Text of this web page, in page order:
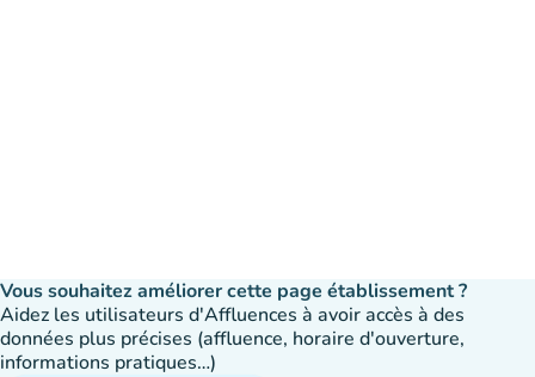
Vous souhaitez améliorer cette page établissement ?
Aidez les utilisateurs d'Affluences à avoir accès à des
données plus précises (affluence, horaire d'ouverture,
informations pratiques…)